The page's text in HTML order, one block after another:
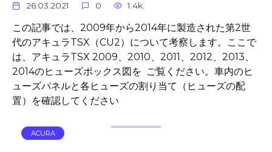
26.03.2021 0 1.4k.
この記事では、2009年から2014年に製造された第2世
代のアキュラTSX（CU2）について考察します。ここで
は、アキュラTSX 2009、2010、2011、2012、2013、
2014のヒューズボックス図を ご覧ください。車内のヒ
ューズパネルと各ヒューズの割り当て（ヒューズの配
置）を確認してください
ACURA